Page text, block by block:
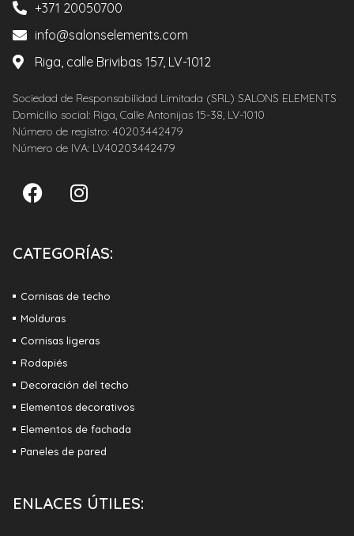
+371 20050700
info@salonselements.com
Riga, calle Brivibas 157, LV-1012
Sociedad de Responsabilidad Limitada (SRL) SALONS ELEMENTS
Domicilio social: Riga, Calle Antonijas 15-38, LV-1010
Número de registro: 40203442479
Número de IVA: LV40203442479
CATEGORÍAS:
Cornisas de techo
Molduras
Cornisas ligeras
Rodapiés
Decoración del techo
Elementos decorativos
Elementos de fachada
Paneles de pared
ENLACES ÚTILES: